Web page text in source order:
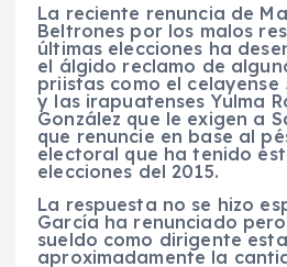
La reciente renuncia de
Beltrones por los malos
últimas elecciones ha
el álgido reclamo de
priistas como el celayense
y las irapuatenses Yulma
González que le exigen a
que renuncie en base al
electoral que ha tenido
elecciones del 2015.
La respuesta no se hizo
García ha renunciado
sueldo como dirigente
aproximadamente la